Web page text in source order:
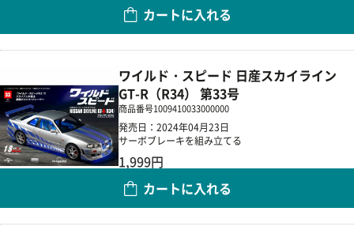
カートに入れる
ワイルド・スピード 日産スカイライン
GT-R（R34） 第33号
商品番号1009410033000000
発売日：2024年04月23日
サーボブレーキを組み立てる
1,999円
カートに入れる